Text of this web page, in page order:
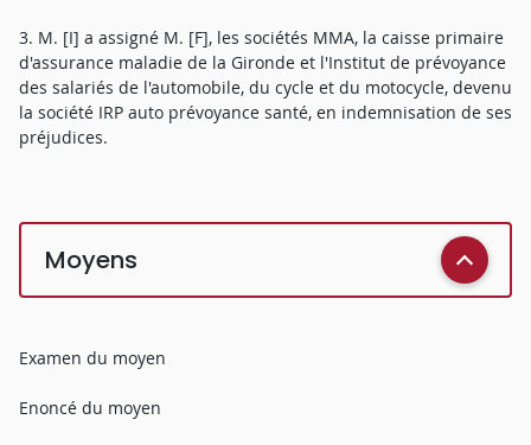
3. M. [I] a assigné M. [F], les sociétés MMA, la caisse primaire
d'assurance maladie de la Gironde et l'Institut de prévoyance
des salariés de l'automobile, du cycle et du motocycle, devenu
la société IRP auto prévoyance santé, en indemnisation de ses
préjudices.
Moyens
Examen du moyen
Enoncé du moyen